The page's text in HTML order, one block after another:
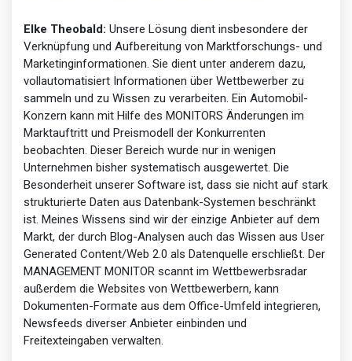
Elke Theobald: Unsere Lösung dient insbesondere der
Verknüpfung und Aufbereitung von Marktforschungs- und
Marketinginformationen. Sie dient unter anderem dazu,
vollautomatisiert Informationen über Wettbewerber zu
sammeln und zu Wissen zu verarbeiten. Ein Automobil-
Konzern kann mit Hilfe des MONITORS Änderungen im
Marktauftritt und Preismodell der Konkurrenten
beobachten. Dieser Bereich wurde nur in wenigen
Unternehmen bisher systematisch ausgewertet. Die
Besonderheit unserer Software ist, dass sie nicht auf stark
strukturierte Daten aus Datenbank-Systemen beschränkt
ist. Meines Wissens sind wir der einzige Anbieter auf dem
Markt, der durch Blog-Analysen auch das Wissen aus User
Generated Content/Web 2.0 als Datenquelle erschließt. Der
MANAGEMENT MONITOR scannt im Wettbewerbsradar
außerdem die Websites von Wettbewerbern, kann
Dokumenten-Formate aus dem Office-Umfeld integrieren,
Newsfeeds diverser Anbieter einbinden und
Freitexteingaben verwalten.